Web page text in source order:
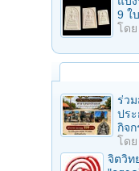
9 ใ
โดย
ร่ว
ปร
กิจก
โดย
จิตวิท